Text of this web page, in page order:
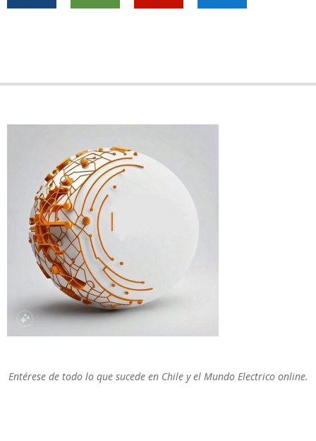
Entérese de todo lo que sucede en Chile y el Mundo Electrico online.